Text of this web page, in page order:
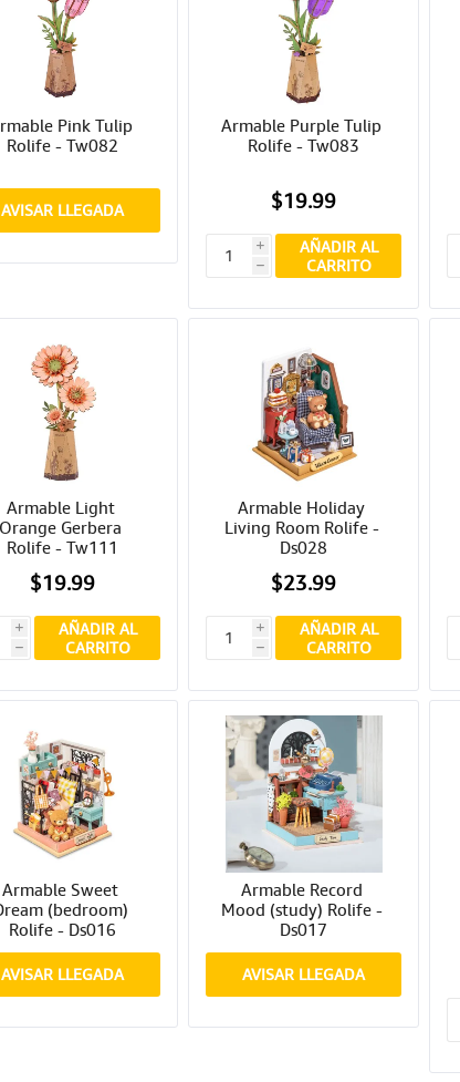
Pink Tulip
Rolife - Tw082
AVISAR LLEGADA
Armable Purple Tulip
Rolife - Tw083
$19.99
i
h
AÑADIR AL
CARRITO
Armable Light
Orange Gerbera
Rolife - Tw111
$19.99
i
h
AÑADIR AL
CARRITO
Armable Holiday
Living Room Rolife -
Ds028
$23.99
i
h
AÑADIR AL
CARRITO
Armable Sweet
(bedroom)
Rolife - Ds016
AVISAR LLEGADA
Armable Record
Mood (study) Rolife -
Ds017
AVISAR LLEGADA